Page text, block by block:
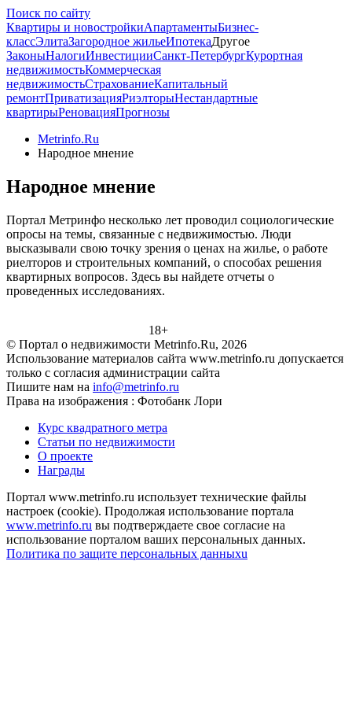
Поиск по сайту
Квартиры и новостройкиАпартаментыБизнес-
классЭлитаЗагородное жильеИпотекаДругое
ЗаконыНалогиИнвестицииСанкт-ПетербургКурортная
недвижимостьКоммерческая
недвижимостьСтрахованиеКапитальный
ремонтПриватизацияРиэлторыНестандартные
квартирыРеновацияПрогнозы
Metrinfo.Ru
Народное мнение
Народное мнение
Портал Метринфо несколько лет проводил социологические
опросы на темы, связанные с недвижимостью. Люди
высказывали свою точку зрения о ценах на жилье, о работе
риелторов и строительных компаний, о способах решения
квартирных вопросов. Здесь вы найдете отчеты о
проведенных исследованиях.
18+
© Портал о недвижимости Metrinfo.Ru, 2026
Использование материалов сайта www.metrinfo.ru допускается
только с согласия администрации сайта
Пишите нам на info@metrinfo.ru
Права на изображения : Фотобанк Лори
Курс квадратного метра
Статьи по недвижимости
О проекте
Награды
Портал www.metrinfo.ru использует технические файлы
настроек (cookie). Продолжая использование портала
www.metrinfo.ru вы подтверждаете свое согласие на
использование порталом ваших персональных данных.
Политика по защите персональных данныхu